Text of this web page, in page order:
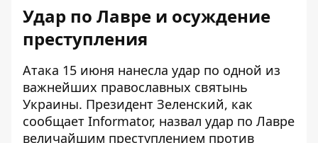
Удар по Лавре и осуждение
преступления
Атака 15 июня нанесла удар по одной из
важнейших православных святынь
Украины. Президент Зеленский, как
сообщает Informator, назвал удар по Лавре
величайшим преступлением против